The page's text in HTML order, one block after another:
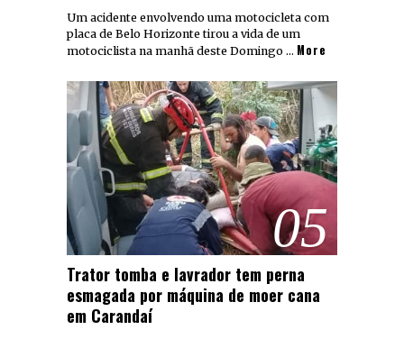
Um acidente envolvendo uma motocicleta com
placa de Belo Horizonte tirou a vida de um
motociclista na manhã deste Domingo … More
05
Trator tomba e lavrador tem perna
esmagada por máquina de moer cana
em Carandaí